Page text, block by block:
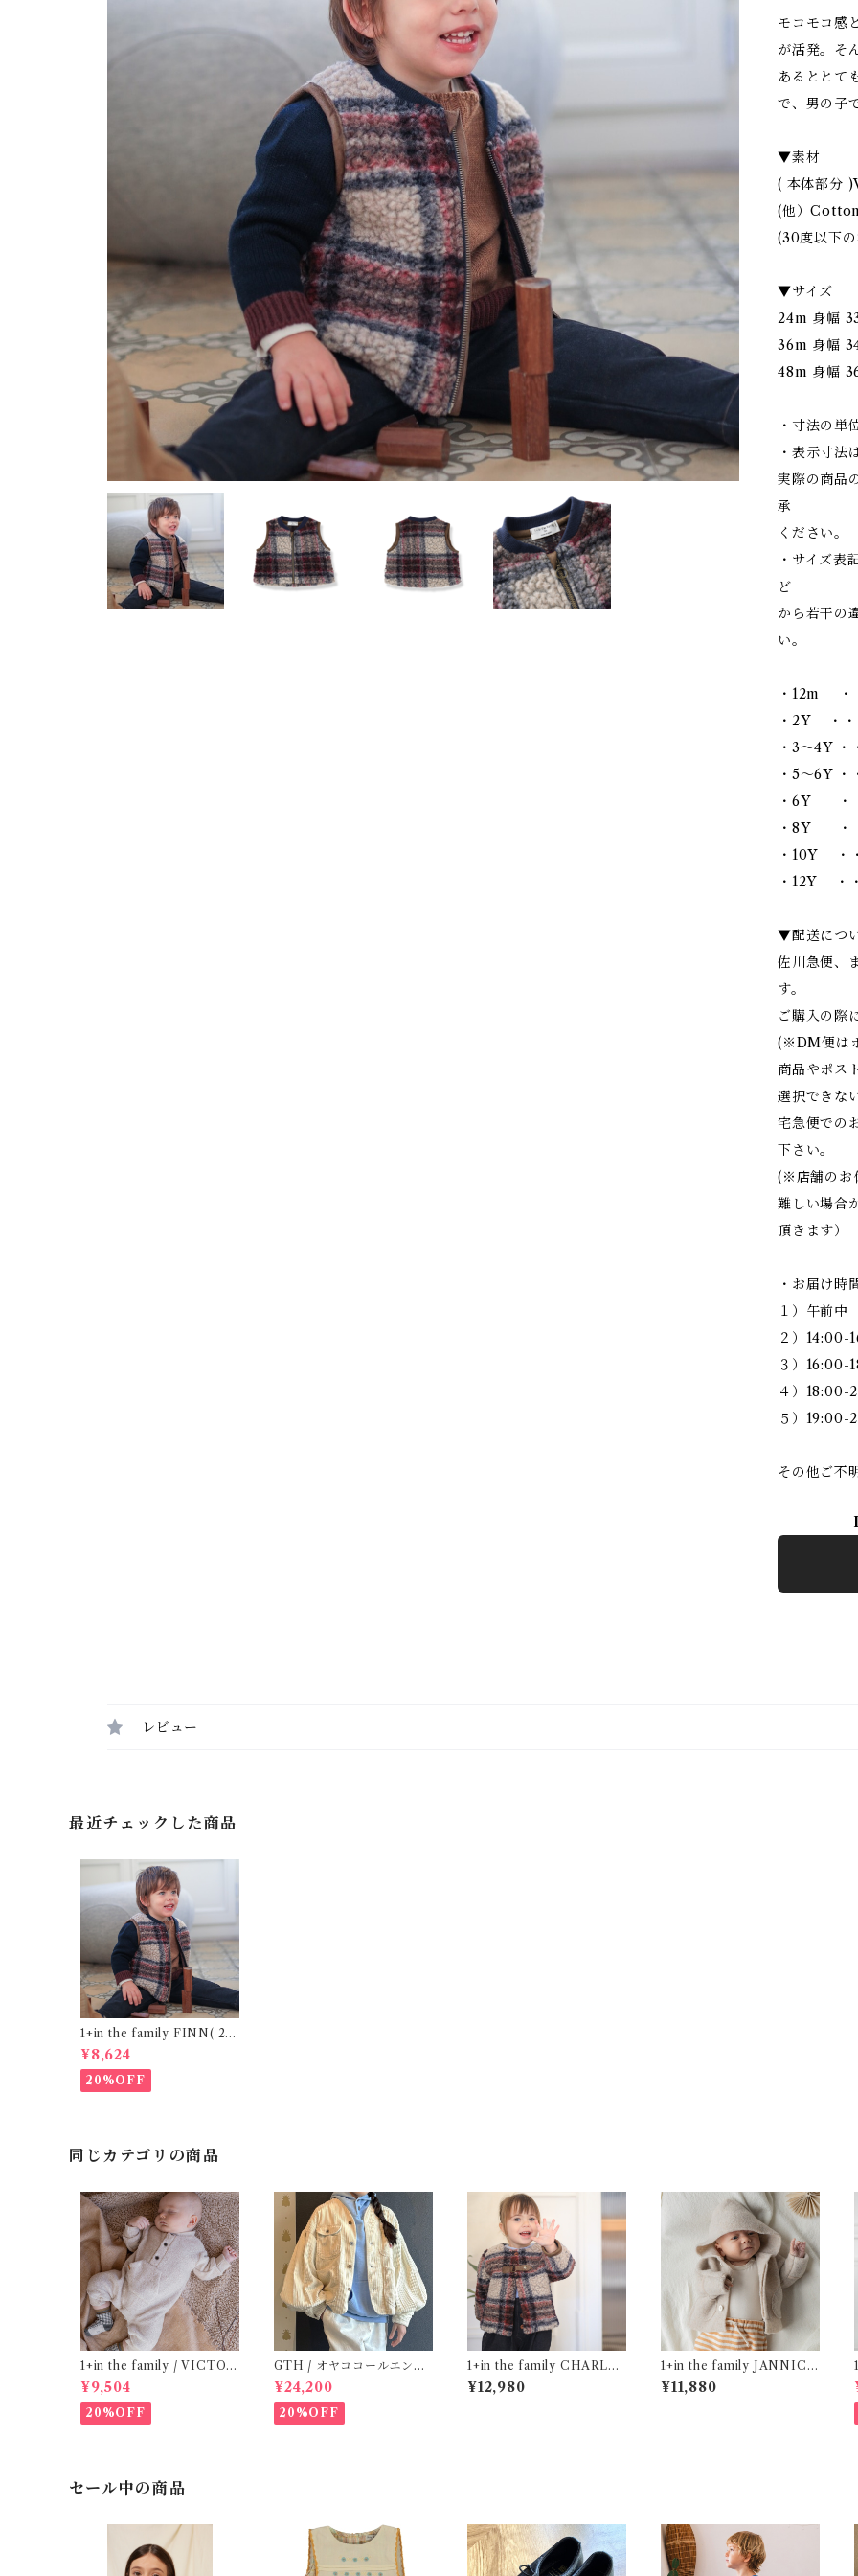
モコモコ感
が活発。そ
あるととて
で、男の子
▼素材
( 本体部分
(他）
(30度以下
▼サイズ
24m 身幅
36m 身幅
48m 身幅
・寸法の単
・表示寸法
実際の商品
承
ください。
・サイズ表
ど
から若干の
い。
・12m
・2Y ・
・3～4Y
・5～6Y
・6Y ・
・8Y ・
・10Y ・
・12Y ・
▼配送につ
佐川急便、
す。
ご購入の際
(※DM便は
商品やポス
選択できな
宅急便での
下さい。
(※店舗のお
難しい場合
頂きます）
・お届け時
１）午前中
２）14:00-
３）16:00-
４）18:00-
５）19:00-
その他ご不
レビュー
最近チェックした商品
1+in the family FINN( 24-
48m )
¥8,624
20%OFF
同じカテゴリの商品
1+in the family / VICTOR
( 12m )
¥9,504
20%OFF
GTH / オヤココールエンジ
ニアJK / White ( 1 )
¥24,200
20%OFF
1+in the family CHARLO
TTE ( 24,36m )
¥12,980
1+in the family JANNICK
( 12,24m )
¥11,880
セール中の商品